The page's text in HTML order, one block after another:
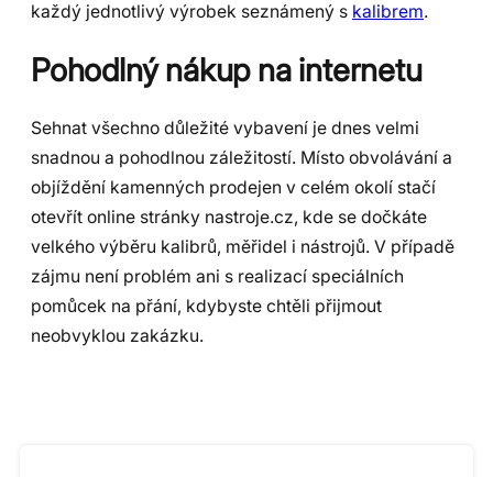
každý jednotlivý výrobek seznámený s kalibrem.
Pohodlný nákup na internetu
Sehnat všechno důležité vybavení je dnes velmi
snadnou a pohodlnou záležitostí. Místo obvolávání a
objíždění kamenných prodejen v celém okolí stačí
otevřít online stránky nastroje.cz, kde se dočkáte
velkého výběru kalibrů, měřidel i nástrojů. V případě
zájmu není problém ani s realizací speciálních
pomůcek na přání, kdybyste chtěli přijmout
neobvyklou zakázku.